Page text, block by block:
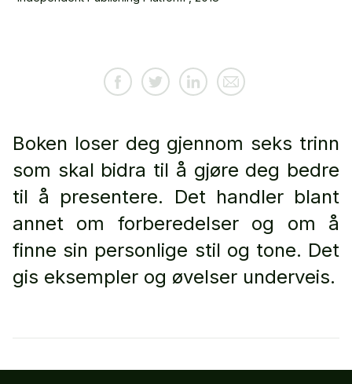
Boken loser deg gjennom seks trinn
som skal bidra til å gjøre deg bedre
til å presentere. Det handler blant
annet om forberedelser og om å
finne sin personlige stil og tone. Det
gis eksempler og øvelser underveis.